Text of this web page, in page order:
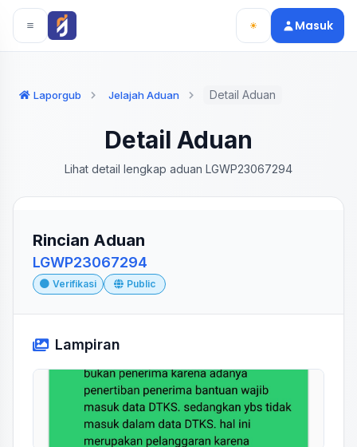
Langsung ke konten utama
Langsung ke navigasi
Masuk
Laporgub Jelajah Aduan Detail Aduan
Detail Aduan
Lihat detail lengkap aduan LGWP23067294
Rincian Aduan
LGWP23067294
Verifikasi Public
Lampiran